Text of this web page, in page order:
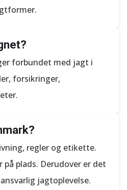
forbundet med jagt i
forsikringer,
regler og etikette.
plads. Derudover er det
jagtoplevelse.